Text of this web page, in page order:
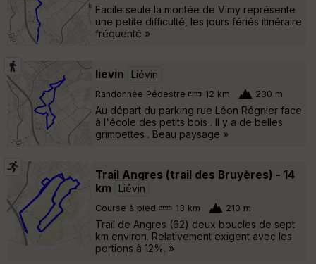
Facile seule la montée de Vimy représente
une petite difficulté, les jours fériés itinéraire
fréquenté »
lievin Liévin
Randonnée Pédestre 12 km 230 m
Au départ du parking rue Léon Régnier face
à l'école des petits bois . Il y a de belles
grimpettes . Beau paysage »
Trail Angres (trail des Bruyères) - 14
km
Liévin
Course à pied 13 km 210 m
Trail de Angres (62) deux boucles de sept
km environ. Relativement exigent avec les
portions à 12%. »